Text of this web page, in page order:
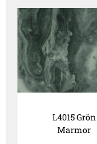
L4015 Grön
Marmor